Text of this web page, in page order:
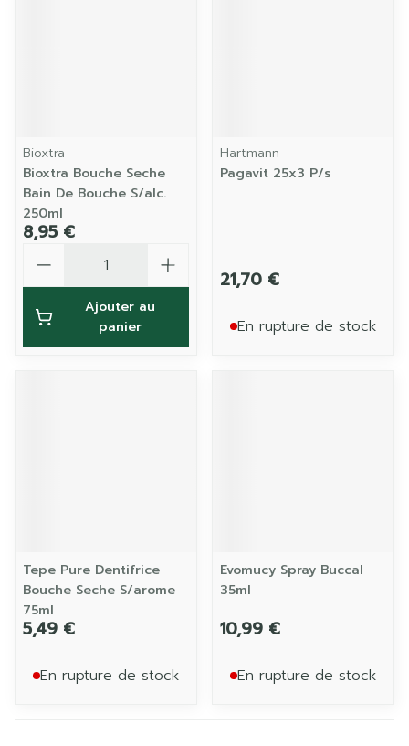
Bioxtra
Bioxtra Bouche Seche
Bain De Bouche S/alc.
250ml
8,95 €
Ajouter au
panier
Hartmann
Pagavit 25x3 P/s
21,70 €
En rupture de stock
Tepe Pure Dentifrice
Bouche Seche S/arome
75ml
5,49 €
En rupture de stock
Evomucy Spray Buccal
35ml
10,99 €
En rupture de stock